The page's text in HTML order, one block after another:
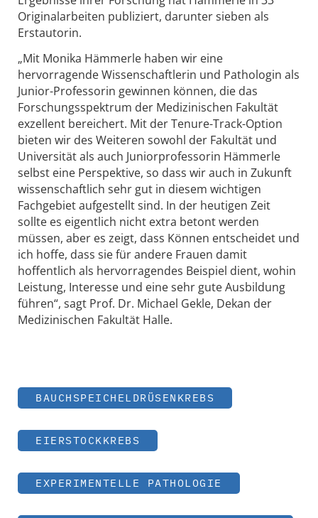
Originalarbeiten publiziert, darunter sieben als
Erstautorin.
„Mit Monika Hämmerle haben wir eine
hervorragende Wissenschaftlerin und Pathologin als
Junior-Professorin gewinnen können, die das
Forschungsspektrum der Medizinischen Fakultät
exzellent bereichert. Mit der Tenure-Track-Option
bieten wir des Weiteren sowohl der Fakultät und
Universität als auch Juniorprofessorin Hämmerle
selbst eine Perspektive, so dass wir auch in Zukunft
wissenschaftlich sehr gut in diesem wichtigen
Fachgebiet aufgestellt sind. In der heutigen Zeit
sollte es eigentlich nicht extra betont werden
müssen, aber es zeigt, dass Können entscheidet und
ich hoffe, dass sie für andere Frauen damit
hoffentlich als hervorragendes Beispiel dient, wohin
Leistung, Interesse und eine sehr gute Ausbildung
führen“, sagt Prof. Dr. Michael Gekle, Dekan der
Medizinischen Fakultät Halle.
BAUCHSPEICHELDRÜSENKREBS
EIERSTOCKKREBS
EXPERIMENTELLE PATHOLOGIE